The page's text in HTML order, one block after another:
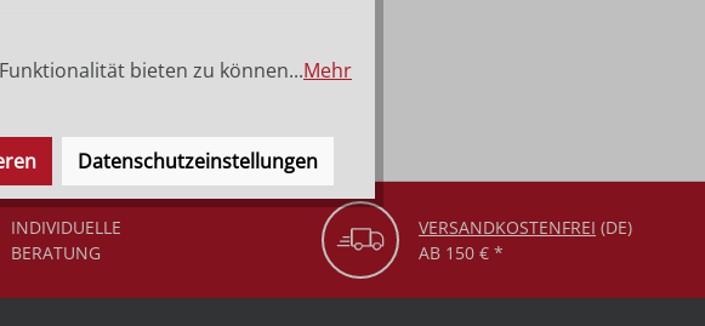
INDIVIDUELLE
BERATUNG
VERSANDKOSTENFREI (DE)
AB 150 € *
bieten zu können...Mehr
Datenschutzeinstellungen